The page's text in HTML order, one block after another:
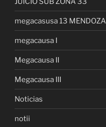
megacasusa 13 MENDOZA
megacausa I
Megacausa II
Megacausa III
Noticias
notii